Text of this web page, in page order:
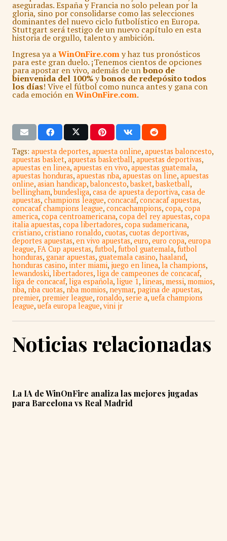
aseguradas. España y Francia no solo pelean por la
gloria, sino por consolidarse como las selecciones
dominantes del nuevo ciclo futbolístico en Europa.
Stuttgart será testigo de un nuevo capítulo en esta
historia de orgullo, talento y ambición.
Ingresa ya aWinOnFire.comy haz tus pronósticos
para este gran duelo. ¡Tenemos cientos de opciones
para apostar en vivo, además de unbono de
bienvenida del 100%ybonos de redepósito todos
los días! Vive el fútbol como nunca antes y gana con
cada emoción enWinOnFire.com.
Tags: apuesta deportes, apuesta online, apuestas baloncesto,
apuestas basket, apuestas basketball, apuestas deportivas,
apuestas en linea, apuestas en vivo, apuestas guatemala,
apuestas honduras, apuestas nba, apuestas on line, apuestas
online, asian handicap,baloncesto,basket,basketball,
bellingham,bundesliga, casa de apuesta deportiva, casa de
apuestas, champions league, concacaf, concacaf apuestas,
concacaf champions league, concachampions, copa, copa
america, copa centroamericana, copa del rey apuestas, copa
italia apuestas, copa libertadores, copa sudamericana,
cristiano, cristiano ronaldo, cuotas, cuotas deportivas,
deportes apuestas, en vivo apuestas, euro, euro copa, europa
league, FA Cup apuestas, futbol, futbol guatemala, futbol
honduras, ganar apuestas, guatemala casino, haaland,
honduras casino, inter miami, juego en linea, la champions,
lewandoski, libertadores, liga de campeones de concacaf,
liga de concacaf, liga española, ligue 1, lineas, messi, momios,
nba, nba cuotas, nba momios, neymar, pagina de apuestas,
premier, premier league, ronaldo, serie a, uefa champions
league, uefa europa league, vini jr
Noticias relacionadas
La IA de WinOnFire analiza las mejores jugadas
para Barcelona vs Real Madrid